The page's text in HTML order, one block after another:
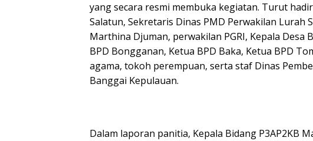
yang secara resmi membuka kegiatan. Turut
Salatun, Sekretaris Dinas PMD Perwakilan Lurah
Marthina Djuman, perwakilan PGRI, Kepala Desa
BPD Bongganan, Ketua BPD Baka, Ketua BPD
agama, tokoh perempuan, serta staf Dinas
Banggai Kepulauan.
Dalam laporan panitia, Kepala Bidang P3AP2KB